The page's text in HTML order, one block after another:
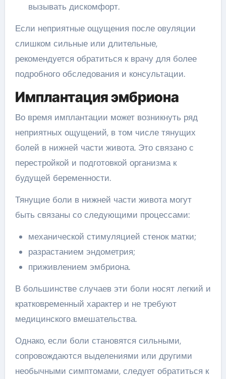
вызывать дискомфорт.
Если неприятные ощущения после овуляции
слишком сильные или длительные,
рекомендуется обратиться к врачу для более
подробного обследования и консультации.
Имплантация эмбриона
Во время имплантации может возникнуть ряд
неприятных ощущений, в том числе тянущих
болей в нижней части живота. Это связано с
перестройкой и подготовкой организма к
будущей беременности.
Тянущие боли в нижней части живота могут
быть связаны со следующими процессами:
механической стимуляцией стенок матки;
разрастанием эндометрия;
приживлением эмбриона.
В большинстве случаев эти боли носят легкий и
кратковременный характер и не требуют
медицинского вмешательства.
Однако, если боли становятся сильными,
сопровождаются выделениями или другими
необычными симптомами, следует обратиться к